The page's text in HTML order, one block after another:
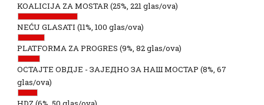
KOALICIJA ZA MOSTAR(25%, 221 glas/ova)
NEĆU GLASATI (11%, 100 glas/ova)
PLATFORMA ZA PROGRES (9%, 82 glas/ova)
ОСТАЈТЕ ОВДЈЕ - ЗАЈЕДНО ЗА НАШ МОСТАР (8%, 67
glas/ova)